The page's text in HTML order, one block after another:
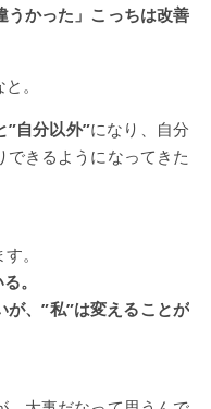
うかった」こっちは改善
。
”自分以外”になり、自分
きるようになってきた
。
。
が、”私”は変えることが